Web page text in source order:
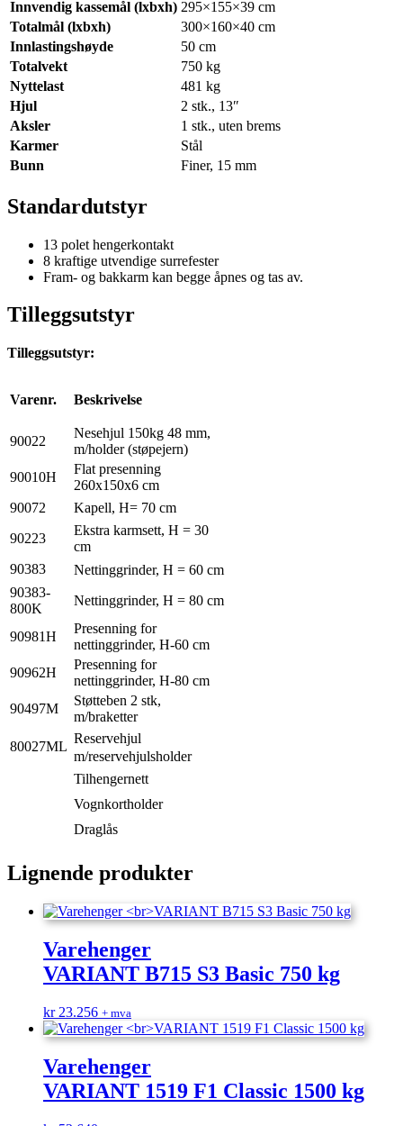
Innvendig kassemål (lxbxh) 295×155×39 cm
Totalmål (lxbxh)
300×160×40 cm
Innlastingshøyde
50 cm
Totalvekt
750 kg
Nyttelast
481 kg
Hjul
2 stk., 13″
Aksler
1 stk., uten brems
Karmer
Stål
Bunn
Finer, 15 mm
Standardutstyr
13 polet hengerkontakt
8 kraftige utvendige surrefester
Fram- og bakkarm kan begge åpnes og tas av.
Tilleggsutstyr
Tilleggsutstyr:
Varenr. Beskrivelse
90022
Nesehjul 150kg 48 mm,
m/holder (støpejern)
90010H
Flat presenning
260x150x6 cm
90072
Kapell, H= 70 cm
90223
Ekstra karmsett, H = 30
cm
90383
Nettinggrinder, H = 60 cm
90383-
800K
Nettinggrinder, H = 80 cm
90981H
Presenning for
nettinggrinder, H-60 cm
90962H
Presenning for
nettinggrinder, H-80 cm
90497M
Støtteben 2 stk,
m/braketter
80027ML
Reservehjul
m/reservehjulsholder
Tilhengernett
Vognkortholder
Draglås
Lignende produkter
Varehenger
VARIANT B715 S3 Basic 750 kg
kr23.256 + mva
Varehenger
VARIANT 1519 F1 Classic 1500 kg